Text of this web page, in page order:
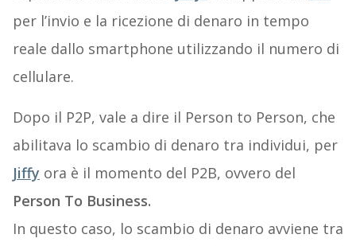
per l’invio e la ricezione di denaro in tempo
reale dallo smartphone utilizzando il numero di
cellulare.
Dopo il P2P, vale a dire il Person to Person, che
abilitava lo scambio di denaro tra individui, per
Jiffy ora è il momento del P2B, ovvero del
Person To Business.
In questo caso, lo scambio di denaro avviene tra